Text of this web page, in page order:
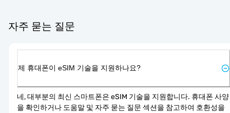
자주 묻는 질문
제 휴대폰이 eSIM 기술을 지원하나요?
네, 대부분의 최신 스마트폰은 eSIM 기술을 지원합니다. 휴대폰 사양
을 확인하거나 도움말 및 자주 묻는 질문 섹션을 참고하여 호환성을